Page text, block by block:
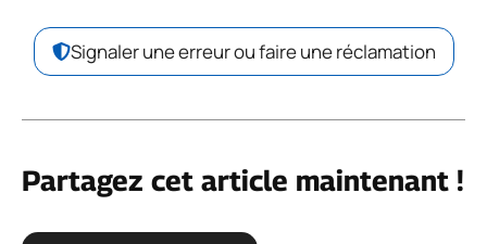
Signaler une erreur ou faire une réclamation
Partagez cet article maintenant !